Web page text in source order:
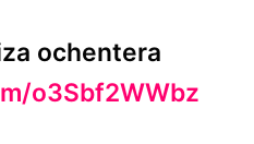
ochentera
o3Sbf2WWbz